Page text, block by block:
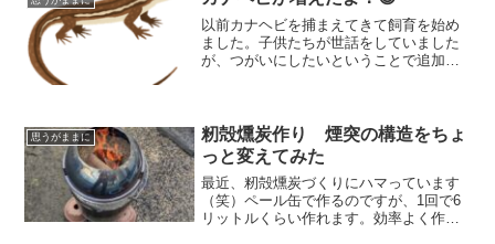
ましたよ！
以前カナヘビを捕まえてきて飼育を始め
ました。子供たちが世話をしていました
が、つがいにしたいということで追加で
思うがままに
籾殻燻炭作り 煙突の構造をちょ
っと変えてみた
最近、籾殻燻炭づくりにハマっています
（笑）ペール缶で作るのですが、1回で6
リットルくらい作れます。効率よく作る